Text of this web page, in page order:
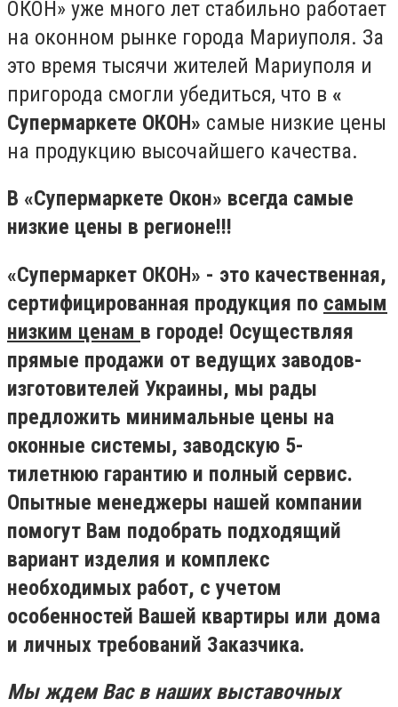
ОКОН» уже много лет стабильно работает
на оконном рынке города Мариуполя. За
это время тысячи жителей Мариуполя и
пригорода смогли убедиться, что в «
Супермаркете ОКОН» самые низкие цены
на продукцию высочайшего качества.
В «Супермаркете Окон» всегда самые
низкие цены в регионе!!!
«Супермаркет ОКОН» - это качественная,
сертифицированная продукция по самым
низким ценам в городе! Осуществляя
прямые продажи от ведущих заводов-
изготовителей Украины, мы рады
предложить минимальные цены на
оконные системы, заводскую 5-
тилетнюю гарантию и полный сервис.
Опытные менеджеры нашей компании
помогут Вам подобрать подходящий
вариант изделия и комплекс
необходимых работ, с учетом
особенностей Вашей квартиры или дома
и личных требований Заказчика.
Мы ждем Вас в наших выставочных